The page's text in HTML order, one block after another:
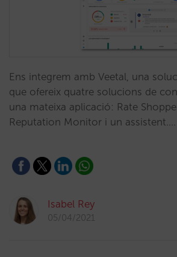
Ens integrem amb Veetal, una
que ofereix quatre solucions de
una mateixa aplicació: Rate
Reputation Monitor i un assistent.…
Isabel Rey
05/04/2021